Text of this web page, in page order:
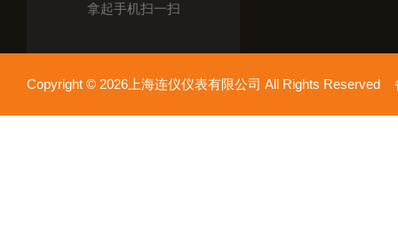
拿起手机扫一扫
Copyright © 2026上海连仪仪表有限公司 All Rights Reserved